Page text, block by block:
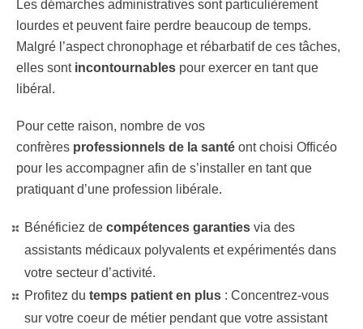
Les démarches administratives sont particulièrement
lourdes et peuvent faire perdre beaucoup de temps.
Malgré l’aspect chronophage et rébarbatif de ces tâches,
elles sont incontournables pour exercer en tant que
libéral.
Pour cette raison, nombre de vos
confrères professionnels de la santé ont choisi Officéo
pour les accompagner afin de s’installer en tant que
pratiquant d’une profession libérale.
Bénéficiez de compétences garanties via des
assistants médicaux polyvalents et expérimentés dans
votre secteur d’activité.
Profitez du temps patient en plus : Concentrez-vous
sur votre coeur de métier pendant que votre assistant